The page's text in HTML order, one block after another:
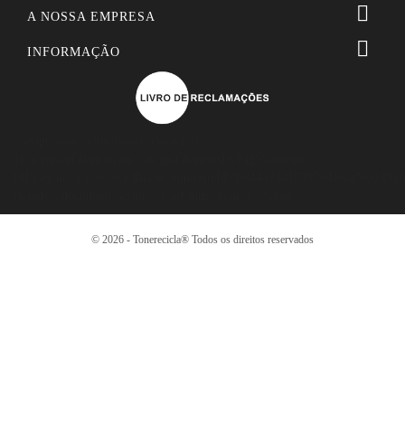
A NOSSA EMPRESA 
INFORMAÇÃO 
© 2026 - Tonerecicla®️ Todos os direitos reservados